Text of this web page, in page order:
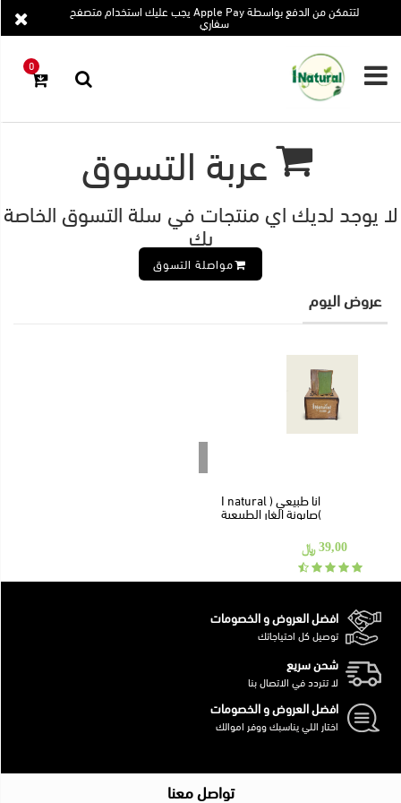
لتتمكن من الدفع بواسطة Apple Pay يجب عليك استخدام متصفح
سفاري ×
الرئيسية
مبيعا
مقالاتي
المفضلة
×
0
عربة التسوق
لا يوجد لديك اي منتجات في سلة التسوق الخاصة
بك
مواصلة التسوق
عروض اليوم
انا طبيعي ( I natural
)صابونة الغار الطبيعية
100% بزيت الغار والزيتون
39,00 ﷼
افضل العروض و الخصومات
توصيل كل احتياجاتك
شحن سريع
لا تتردد في الاتصال بنا
افضل العروض و الخصومات
اختار اللي يناسبك ووفر اموالك
تواصل معنا